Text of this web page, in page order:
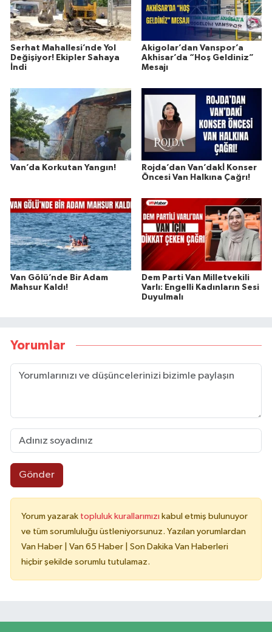
Serhat Mahallesi’nde Yol
Değişiyor! Ekipler Sahaya
İndi
Akigolar’dan Vanspor’a
Akhisar’da “Hoş Geldiniz”
Mesajı
Van’da Korkutan Yangın!
Rojda’dan Van’dakİ Konser
Öncesi Van Halkına Çağrı!
Van Gölü’nde Bir Adam
Mahsur Kaldı!
Dem Parti Van Milletvekili
Varlı: Engelli Kadınların Sesi
Duyulmalı
Yorumlar
Gönder
Yorum yazarak topluluk kurallarımızı kabul etmiş bulunuyor
ve tüm sorumluluğu üstleniyorsunuz. Yazılan yorumlardan
Van Haber | Van 65 Haber | Son Dakika Van Haberleri
hiçbir şekilde sorumlu tutulamaz.